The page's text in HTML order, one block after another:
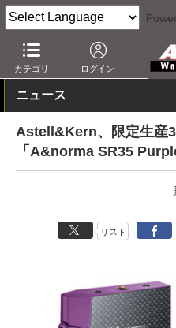
カテゴリ ログイン
AV Watch 製品 ポータブルオ
ニュース
Astell&Kern、限定生産
「A&norma SR35
リスト